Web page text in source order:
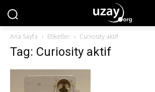
Ana Sayfa Etiketler Curiosity aktif
Tag: Curiosity aktif